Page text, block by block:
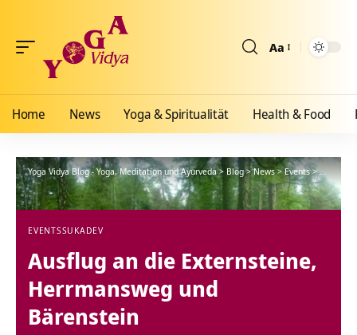
Aa
Home News Yoga & Spiritualität Health & Food
Yoga Vidya Blog - Yoga, Meditation und Ayurveda> Blog>News>Events>Ausflug
EVENTSSUKADEV
Ausflug an die Externsteine,
Herrmansweg und
Bärenstein